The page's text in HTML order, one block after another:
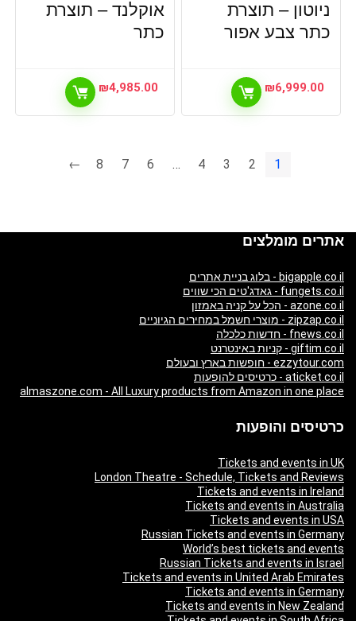
ניוטון – תוצרת
כתר צבע אפור
₪6,999.00
אוקלנד – תוצרת
כתר
₪4,985.00
1
2
3
4
…
6
7
8
←
אתרים מומלצים
bigapple.co.il - בלוג בניית אתרים
fungets.co.il - גאדג'טים הכי שווים
azone.co.il - הכל על קניה באמזון
zipzap.co.il - מוצרי חשמל במחירים הגיוניים
fnews.co.il - חדשות כלכלה
giftim.co.il - קניות באינטרנט
ezzytour.com - חופשות בארץ ובעולם
aticket.co.il - כרטיסים להופעות
almaszone.com - All Luxury products from Amazon in one place
כרטיסים והופעות
Tickets and events in UK
London Theatre - Schedule, Tickets and Reviews
Tickets and events in Ireland
Tickets and events in Australia
Tickets and events in USA
Russian Tickets and events in Germany
World’s best tickets and events
Russian Tickets and events in Israel
Tickets and events in United Arab Emirates
Tickets and events in Germany
Tickets and events in New Zealand